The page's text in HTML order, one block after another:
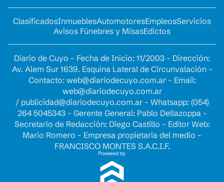
ClasificadosInmueblesAutomotoresEmpleosServicios
Avisos Fúnebres y MisasEdictos
Diario de Cuyo - Fecha de Inicio: 11/2003 - Dirección:
Av. Alem Sur 1639. Esquina Lateral de Circunvalación -
Contacto: web@diariodecuyo.com.ar- Email:
web@diariodecuyo.com.ar
/ publicidad@diariodecuyo.com.ar- Whatsapp: (054)
264 5045343 - Gerente General: Pablo Dellazoppa -
Secretario de Redacción: Diego Castillo - Editor Web:
Mario Romero - Empresa propietaria del medio -
FRANCISCO MONTES S.A.C.I.F.